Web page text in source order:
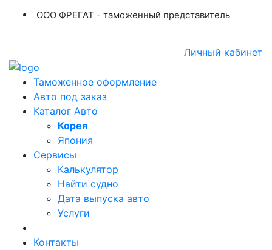
ООО ФРЕГАТ - таможенный представитель
Личный кабинет
Таможенное оформление
Авто под заказ
Каталог Авто
Корея
Япония
Сервисы
Калькулятор
Найти судно
Дата выпуска авто
Услуги
Контакты